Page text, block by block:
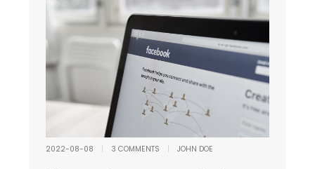
2022-08-08 3 COMMENTS JOHN DOE